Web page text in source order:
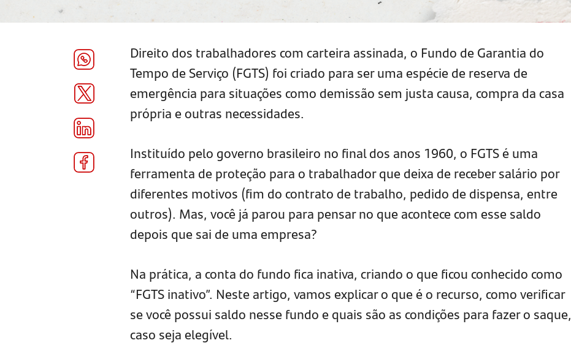
Direito dos trabalhadores com carteira assinada, o Fundo de Garantia do
Tempo de Serviço (FGTS) foi criado para ser uma espécie de reserva de
emergência para situações como demissão sem justa causa, compra da casa
própria e outras necessidades.
Instituído pelo governo brasileiro no final dos anos 1960, o FGTS é uma
ferramenta de proteção para o trabalhador que deixa de receber salário por
diferentes motivos (fim do contrato de trabalho, pedido de dispensa, entre
outros). Mas, você já parou para pensar no que acontece com esse saldo
depois que sai de uma empresa?
Na prática, a conta do fundo fica inativa, criando o que ficou conhecido como
“FGTS inativo”. Neste artigo, vamos explicar o que é o recurso, como verificar
se você possui saldo nesse fundo e quais são as condições para fazer o saque,
caso seja elegível.